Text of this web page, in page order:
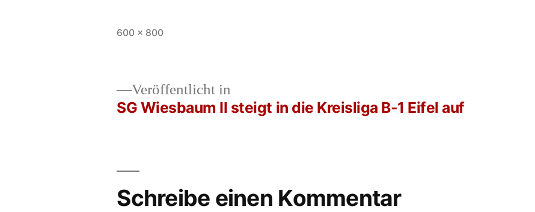
Vollständige
600 × 800
Beitrags-
Navigation
Veröffentlicht in
SG Wiesbaum II steigt in die Kreisliga B-1 Eifel auf
Schreibe einen Kommentar